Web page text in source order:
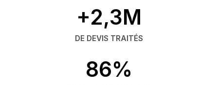
+2,3M
DE DEVIS TRAITÉS
86%